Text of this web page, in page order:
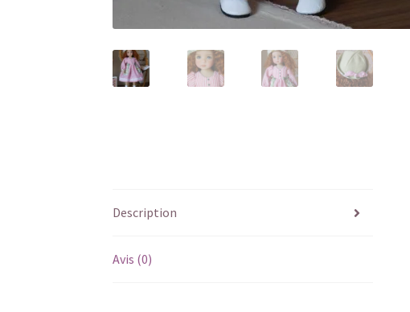
Description
Avis (0)